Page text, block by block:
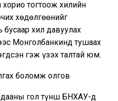
хорио тогтоож хилийн
хөдөлгөөнийг
бусаар хил давуулах
Монголбанкинд тушаах
гэж үзэх талтай юм.
боломж олгов
гол түнш БНХАУ-д